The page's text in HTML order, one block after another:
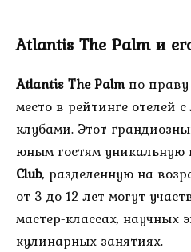
Atlantis The Palm и
Atlantis The Palmпо праву
место в рейтинге отелей
клубами. Этот
юным гостям уникальную
Club, разделенную на
от 3 до 12 лет могут
мастер-классах, научных
кулинарных занятиях.